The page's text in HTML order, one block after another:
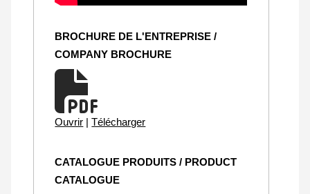
BROCHURE DE L'ENTREPRISE /
COMPANY BROCHURE
Ouvrir | Télécharger
CATALOGUE PRODUITS / PRODUCT
CATALOGUE